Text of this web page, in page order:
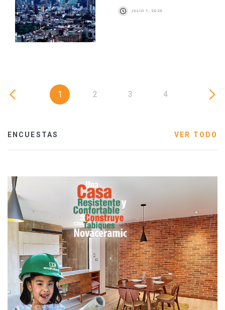
JULIO 1, 2026
1 2 3 4
ENCUESTAS VER TODO